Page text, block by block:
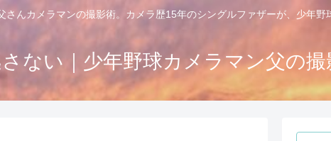
んカメラマンの撮影術。カメラ歴15年のシングルファザーが、少年野
ない｜少年野球カメラマン父の